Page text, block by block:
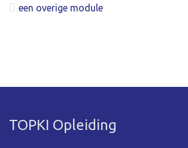
een overige module
TOPKI Opleiding